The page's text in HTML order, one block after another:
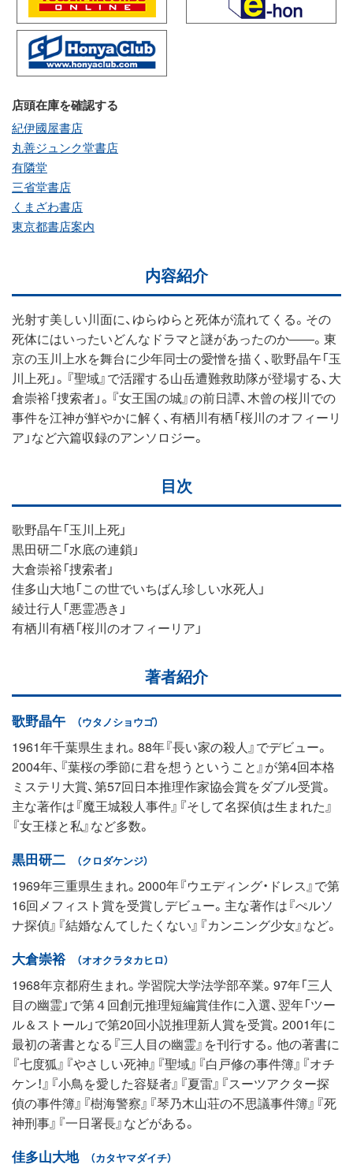
店頭在庫を確認する
紀伊國屋書店
丸善ジュンク堂書店
有隣堂
三省堂書店
くまざわ書店
東京都書店案内
内容紹介
光射す美しい川面に、ゆらゆらと死体が流れてくる。その
死体にはいったいどんなドラマと謎があったのか――。東
京の玉川上水を舞台に少年同士の愛憎を描く、歌野晶午「玉
川上死」。『聖域』で活躍する山岳遭難救助隊が登場する、大
倉崇裕「捜索者」。『女王国の城』の前日譚、木曾の桜川での
事件を江神が鮮やかに解く、有栖川有栖「桜川のオフィーリ
ア」など六篇収録のアンソロジー。
目次
歌野晶午「玉川上死」
黒田研二「水底の連鎖」
大倉崇裕「捜索者」
佳多山大地「この世でいちばん珍しい水死人」
綾辻行人「悪霊憑き」
有栖川有栖「桜川のオフィーリア」
著者紹介
歌野晶午 （ウタノショウゴ）
1961年千葉県生まれ。88年『長い家の殺人』でデビュー。
2004年、『葉桜の季節に君を想うということ』が第4回本格
ミステリ大賞、第57回日本推理作家協会賞をダブル受賞。
主な著作は『魔王城殺人事件』『そして名探偵は生まれた』
『女王様と私』など多数。
黒田研二 （クロダケンジ）
1969年三重県生まれ。2000年『ウエディング・ドレス』で第
16回メフィスト賞を受賞しデビュー。主な著作は『ぺルソ
ナ探偵』『結婚なんてしたくない』『カンニング少女』など。
大倉崇裕 （オオクラタカヒロ）
1968年京都府生まれ。学習院大学法学部卒業。97年「三人
目の幽霊」で第４回創元推理短編賞佳作に入選、翌年「ツー
ル＆ストール」で第20回小説推理新人賞を受賞。2001年に
最初の著書となる『三人目の幽霊』を刊行する。他の著書に
『七度狐』『やさしい死神』『聖域』『白戸修の事件簿』『オチ
ケン！』『小鳥を愛した容疑者』『夏雷』『スーツアクター探
偵の事件簿』『樹海警察』『琴乃木山荘の不思議事件簿』『死
神刑事』『一日署長』などがある。
佳多山大地 （カタヤマダイチ）